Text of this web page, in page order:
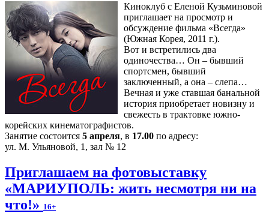
Киноклуб с Еленой Кузьминовой
приглашает на просмотр и
обсуждение фильма «Всегда»
(Южная Корея, 2011 г.).
Вот и встретились два
одиночества… Он – бывший
спортсмен, бывший
заключенный, а она – слепа…
Вечная и уже ставшая банальной
история приобретает новизну и
свежесть в трактовке южно-
корейских кинематографистов.
Занятие состоится 5 апреля, в 17.00 по адресу:
ул. М. Ульяновой, 1, зал № 12
Приглашаем на фотовыставку
«МАРИУПОЛЬ: жить несмотря ни на
что!» 16+